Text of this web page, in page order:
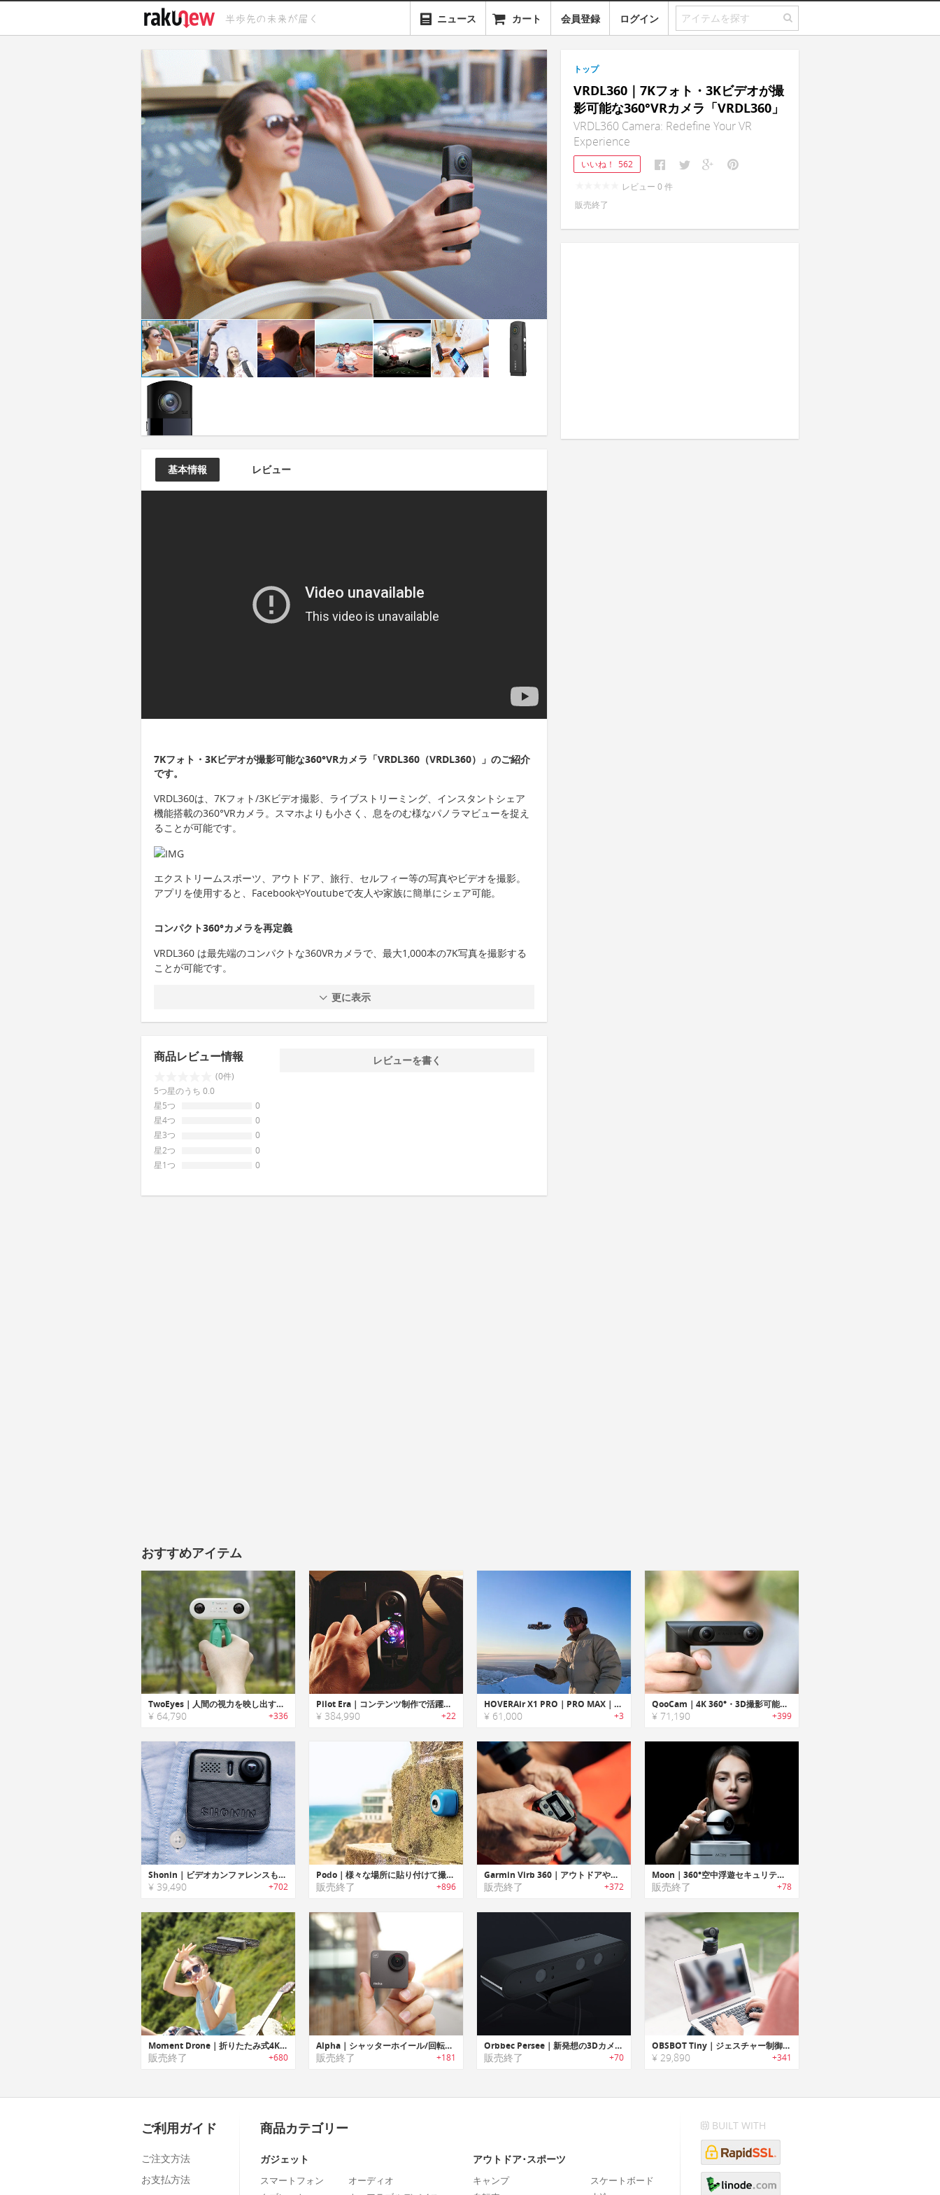
ニュース カート 会員登録 ログイン
基本情報 レビュー
7Kフォト・3Kビデオが撮影可能な360°VRカメラ「VRDL360（VRDL360）」のご紹介
です。
VRDL360は、7Kフォト/3Kビデオ撮影、ライブストリーミング、インスタントシェア
機能搭載の360°VRカメラ。スマホよりも小さく、息をのむ様なパノラマビューを捉え
ることが可能です。
エクストリームスポーツ、アウトドア、旅行、セルフィー等の写真やビデオを撮影。
アプリを使用すると、FacebookやYoutubeで友人や家族に簡単にシェア可能。
コンパクト360°カメラを再定義
VRDL360 は最先端のコンパクトな360VRカメラで、最大1,000本の7K写真を撮影する
ことが可能です。
更に表示
商品レビュー情報
(0件)
5つ星のうち 0.0
星5つ
0
星4つ
0
星3つ
0
星2つ
0
星1つ
0
レビューを書く
トップ
VRDL360｜7Kフォト・3Kビデオが撮
影可能な360°VRカメラ「VRDL360」
VRDL360 Camera: Redefine Your VR
Experience
いいね！ 562
レビュー 0 件
販売終了
おすすめアイテム
TwoEyes｜人間の視力を映し出す双眼鏡型360°VR 4Kカメラ「ツーアイズ」
¥ 64,790 +336
Pilot Era｜コンテンツ制作で活躍するオールインワンの8K ・360° VRカメラ「パイロットエラ」
¥ 384,990 +22
HOVERAir X1 PRO｜PRO MAX｜8K撮影が可能なアクションカメラドローン
¥ 61,000 +3
QooCam｜4K 360°・3D撮影可能なステイックタイプカメラ「クーカム」
¥ 71,190 +399
Shonin｜ビデオカンファレンスも可能なウェアラブルセキュリティーカメラ「ショーニン」
¥ 39,490 +702
Podo｜様々な場所に貼り付けて撮影可能なシューティングカメラ「ポド」
販売終了 +896
Garmin Virb 360｜アウトドアや激しいアクティビティ時でもスムーズにビデオ撮影可能なタフ360°カメラ「バーブ360」
販売終了 +372
Moon｜360°空中浮遊セキュリティカメラ「ムーン」
販売終了 +78
Moment Drone｜折りたたみ式4Kエアリアルドローン「モーメントドローン」
販売終了 +680
Alpha｜シャッターホイール/回転スクリーン付き超小型高性能ウェアラブル4Kカメラ「アルファ」
販売終了 +181
Orbbec Persee｜新発想の3Dカメラ・コンピューター「オーベック・パーシー」
販売終了 +70
OBSBOT Tiny｜ジェスチャー制御可能なAI搭載PTZウェブカメラ「タイニー」
¥ 29,890 +341
ご利用ガイド
ご注文方法
お支払方法
商品カテゴリー
ガジェット
スマートフォン
オーディオ
アウトドア･スポーツ
キャンプ
スケートボード
BUILT WITH